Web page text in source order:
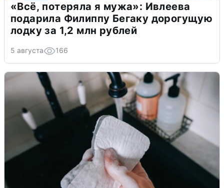
«Всё, потеряла я мужа»: Ивлеева
подарила Филиппу Бегаку дорогущую
лодку за 1,2 млн рублей
5 августа 166